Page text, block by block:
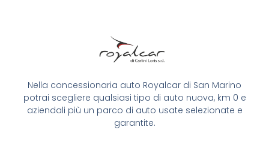
Nella concessionaria auto Royalcar di San Marino
potrai scegliere qualsiasi tipo di auto nuova, km 0 e
aziendali più un parco di auto usate selezionate e
garantite.